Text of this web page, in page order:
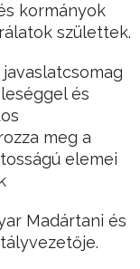
kormányok
születtek.
és
meg a
elemei
Madártani és